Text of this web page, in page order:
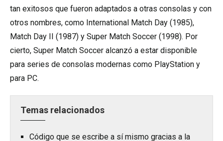
tan exitosos que fueron adaptados a otras consolas y con
otros nombres, como International Match Day (1985),
Match Day II (1987) y Super Match Soccer (1998). Por
cierto, Super Match Soccer alcanzó a estar disponible
para series de consolas modernas como PlayStation y
para PC.
Temas relacionados
Código que se escribe a sí mismo gracias a la